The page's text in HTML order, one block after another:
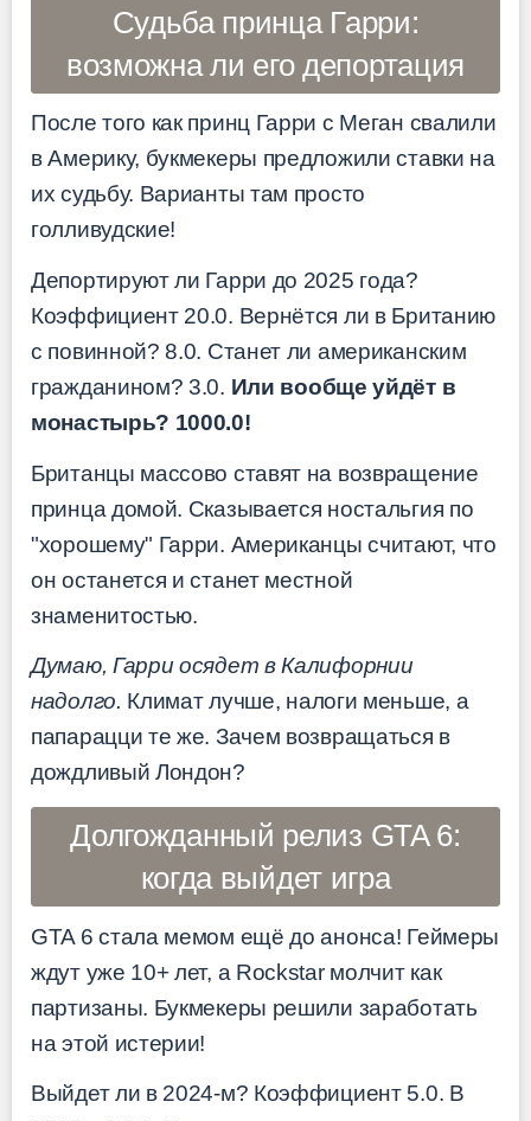
Судьба принца Гарри:
возможна ли его депортация
После того как принц Гарри с Меган свалили
в Америку, букмекеры предложили ставки на
их судьбу. Варианты там просто
голливудские!
Депортируют ли Гарри до 2025 года?
Коэффициент 20.0. Вернётся ли в Британию
с повинной? 8.0. Станет ли американским
гражданином? 3.0. Или вообще уйдёт в
монастырь? 1000.0!
Британцы массово ставят на возвращение
принца домой. Сказывается ностальгия по
"хорошему" Гарри. Американцы считают, что
он останется и станет местной
знаменитостью.
Думаю, Гарри осядет в Калифорнии
надолго. Климат лучше, налоги меньше, а
папарацци те же. Зачем возвращаться в
дождливый Лондон?
Долгожданный релиз GTA 6:
когда выйдет игра
GTA 6 стала мемом ещё до анонса! Геймеры
ждут уже 10+ лет, а Rockstar молчит как
партизаны. Букмекеры решили заработать
на этой истерии!
Выйдет ли в 2024-м? Коэффициент 5.0. В